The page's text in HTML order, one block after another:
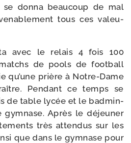
se don­na beau­coup de mal
tous ces valeu­
avec le relais 4 fois 100
de pools de foot­ball
qu’une prière à Notre-​Dame
Pendant ce temps se
de table lycée et le bad­min­
Après le déjeu­ner
très atten­dus sur les
que dans le gym­nase pour